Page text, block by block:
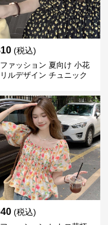
(税込)
ァッション 夏向け 小花
ルデザイン チュニック
(税込)